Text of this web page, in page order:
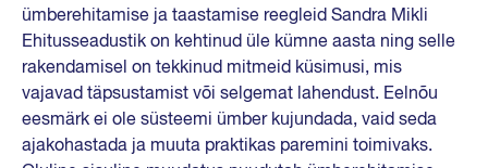
ümberehitamise ja taastamise reegleid Sandra Mikli
Ehitusseadustik on kehtinud üle kümne aasta ning selle
rakendamisel on tekkinud mitmeid küsimusi, mis
vajavad täpsustamist või selgemat lahendust. Eelnõu
eesmärk ei ole süsteemi ümber kujundada, vaid seda
ajakohastada ja muuta praktikas paremini toimivaks.